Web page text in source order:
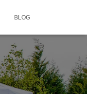
BLOG